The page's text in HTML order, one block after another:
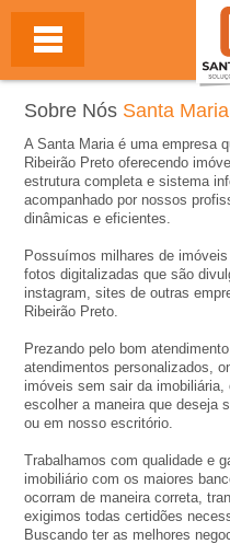
S
A
N
T
A
M
A
R
A
Sobre Nós Santa
A Santa Maria é uma empresa
Ribeirão Preto oferecendo
estrutura completa e sistema
acompanhado por nossos
dinâmicas e eficientes.
Possuímos milhares de
fotos digitalizadas que são
instagram, sites de outras
Ribeirão Preto.
Prezando pelo bom
atendimentos personalizados,
imóveis sem sair da
escolher a maneira que deseja
ou em nosso escritório.
Trabalhamos com qualidade e
imobiliário com os maiores
ocorram de maneira correta,
exigimos todas certidões
Buscando ter as melhores